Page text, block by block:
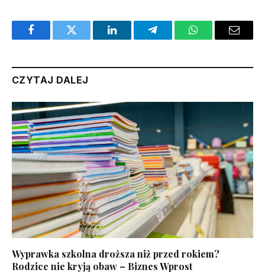
FacebookTwitter LinkedInTelegramWhatsAppEmail
CZYTAJ DALEJ
Wyprawka szkolna droższa niż przed rokiem?
Rodzice nie kryją obaw – Biznes Wprost